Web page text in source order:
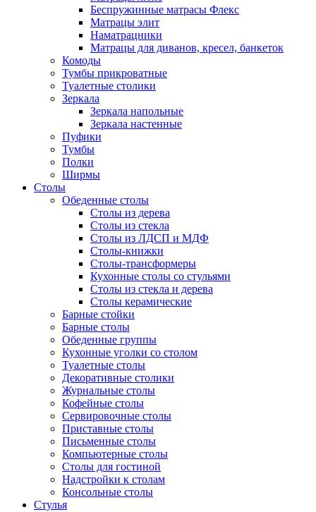
Беспружинные матрасы Флекс
Матрацы элит
Наматрацники
Матрацы для диванов, кресел, банкеток
Комоды
Тумбы прикроватные
Туалетные столики
Зеркала
Зеркала напольные
Зеркала настенные
Пуфики
Тумбы
Полки
Ширмы
Столы
Обеденные столы
Столы из дерева
Столы из стекла
Столы из ЛДСП и МДФ
Столы-книжки
Столы-трансформеры
Кухонные столы со стульями
Столы из стекла и дерева
Столы керамические
Барные стойки
Барные столы
Обеденные группы
Кухонные уголки со столом
Туалетные столы
Декоративные столики
Журнальные столы
Кофейные столы
Сервировочные столы
Приставные столы
Письменные столы
Компьютерные столы
Столы для гостиной
Надстройки к столам
Консольные столы
Стулья